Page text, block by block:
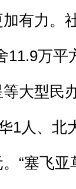
力。
11.9万平
大型民
1人、北
“塞飞